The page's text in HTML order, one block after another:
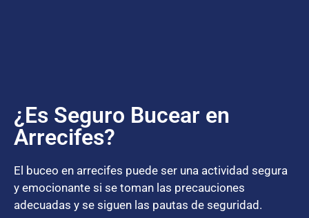
¿Es Seguro Bucear en
Arrecifes?
El buceo en arrecifes puede ser una actividad segura
y emocionante si se toman las precauciones
adecuadas y se siguen las pautas de seguridad.